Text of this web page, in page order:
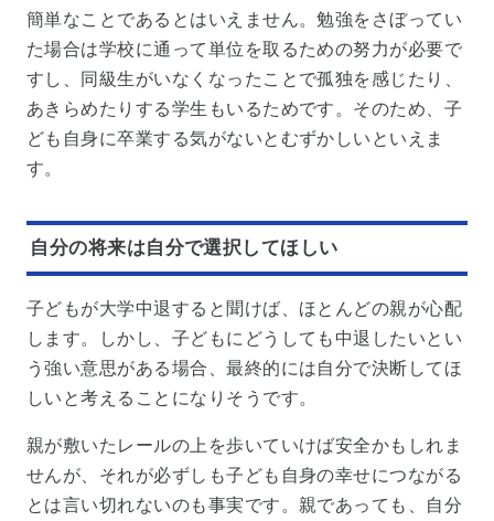
簡単なことであるとはいえません。勉強をさぼってい
た場合は学校に通って単位を取るための努力が必要で
すし、同級生がいなくなったことで孤独を感じたり、
あきらめたりする学生もいるためです。そのため、子
ども自身に卒業する気がないとむずかしいといえま
す。
自分の将来は自分で選択してほしい
子どもが大学中退すると聞けば、ほとんどの親が心配
します。しかし、子どもにどうしても中退したいとい
う強い意思がある場合、最終的には自分で決断してほ
しいと考えることになりそうです。
親が敷いたレールの上を歩いていけば安全かもしれま
せんが、それが必ずしも子ども自身の幸せにつながる
とは言い切れないのも事実です。親であっても、自分